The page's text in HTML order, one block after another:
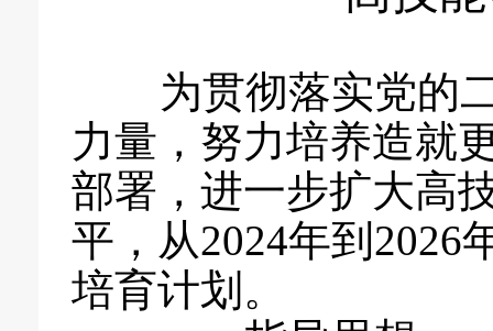
为贯彻落实党的二
力量，努力培养造就
部署，进一步扩大高
平，从2024年到2026
培育计划。